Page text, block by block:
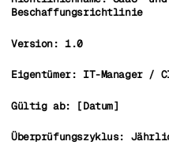
Beschaffungsrichtlinie
Version: 1.0
Eigentümer: IT-Manager /
Gültig ab: [Datum]
Überprüfungszyklus: